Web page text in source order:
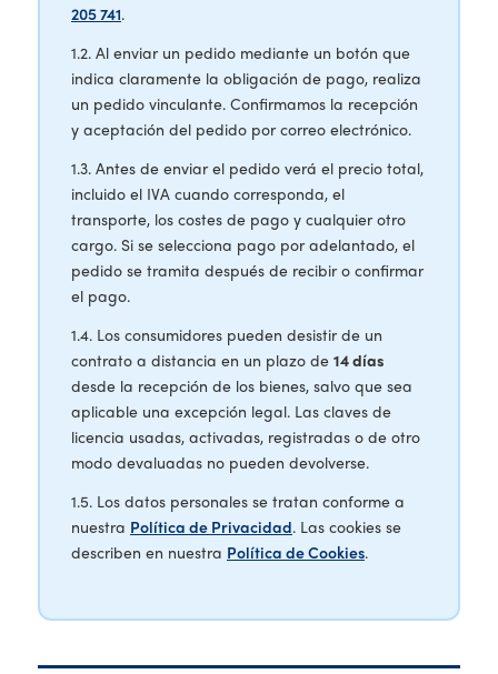
205 741.
1.2. Al enviar un pedido mediante un botón que
indica claramente la obligación de pago, realiza
un pedido vinculante. Confirmamos la recepción
y aceptación del pedido por correo electrónico.
1.3. Antes de enviar el pedido verá el precio total,
incluido el IVA cuando corresponda, el
transporte, los costes de pago y cualquier otro
cargo. Si se selecciona pago por adelantado, el
pedido se tramita después de recibir o confirmar
el pago.
1.4. Los consumidores pueden desistir de un
contrato a distancia en un plazo de 14 días
desde la recepción de los bienes, salvo que sea
aplicable una excepción legal. Las claves de
licencia usadas, activadas, registradas o de otro
modo devaluadas no pueden devolverse.
1.5. Los datos personales se tratan conforme a
nuestra Política de Privacidad. Las cookies se
describen en nuestra Política de Cookies.